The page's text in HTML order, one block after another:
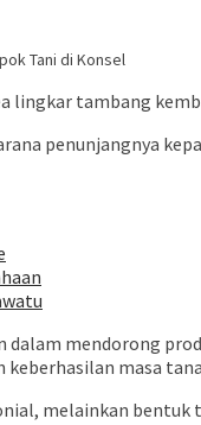
lingkar tambang
penunjangnya
mendorong
masa
melainkan